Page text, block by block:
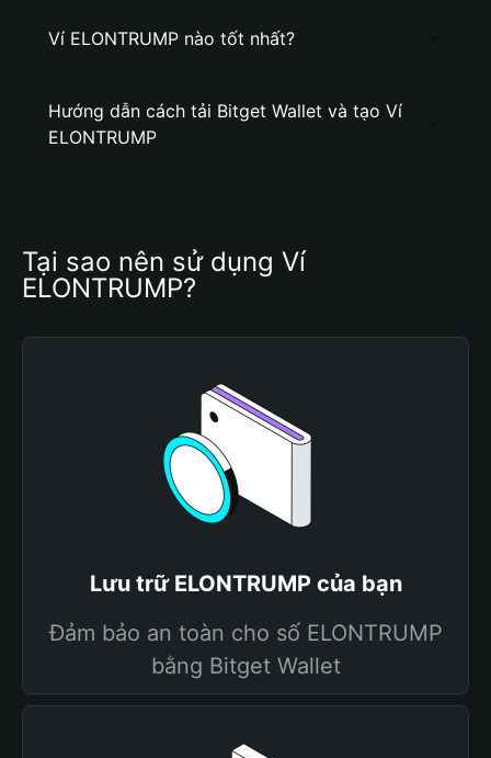
Ví ELONTRUMP nào tốt nhất?
Hướng dẫn cách tải Bitget Wallet và tạo Ví
ELONTRUMP
Tại sao nên sử dụng Ví
ELONTRUMP?
Lưu trữ ELONTRUMP của bạn
Đảm bảo an toàn cho số ELONTRUMP
bằng Bitget Wallet